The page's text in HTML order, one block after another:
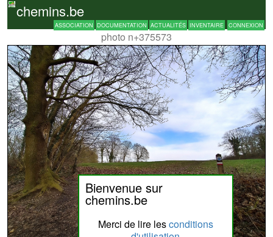
chemins.be
ASSOCIATION DOCUMENTATION ACTUALITÉS INVENTAIRE CONNEXION
photo n+375573
Bienvenue sur
chemins.be
Merci de lire lesconditions